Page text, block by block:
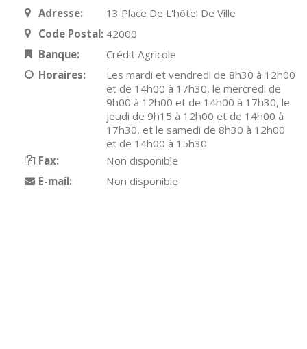
Adresse:
13 Place De L'hôtel De Ville
Code Postal: 42000
Banque:
Crédit Agricole
Horaires:
Les mardi et vendredi de 8h30 à 12h00
et de 14h00 à 17h30, le mercredi de
9h00 à 12h00 et de 14h00 à 17h30, le
jeudi de 9h15 à 12h00 et de 14h00 à
17h30, et le samedi de 8h30 à 12h00
et de 14h00 à 15h30
Fax:
Non disponible
E-mail:
Non disponible